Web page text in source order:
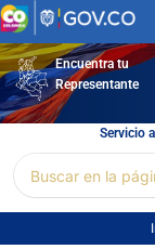
Ir
al
contenidoEncuentra tu
Representante
Servicio
por: